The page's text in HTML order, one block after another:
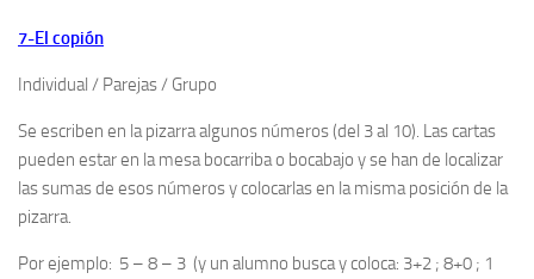
7-El copión
Individual / Parejas / Grupo
Se escriben en la pizarra algunos números (del 3 al 10). Las cartas
pueden estar en la mesa bocarriba o bocabajo y se han de localizar
las sumas de esos números y colocarlas en la misma posición de la
pizarra.
Por ejemplo: 5 – 8 – 3 (y un alumno busca y coloca: 3+2 ; 8+0 ; 1